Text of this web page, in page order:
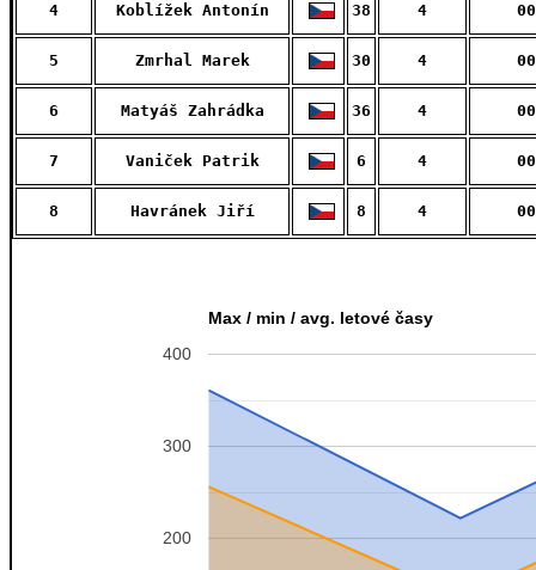
4 Koblížek Antonín 38 4
5 Zmrhal Marek 30 4
6 Matyáš Zahrádka 36 4
7 Vaniček Patrik 6 4
8 Havránek Jiří 8 4
Max / min / avg. letové časy
200
300
400